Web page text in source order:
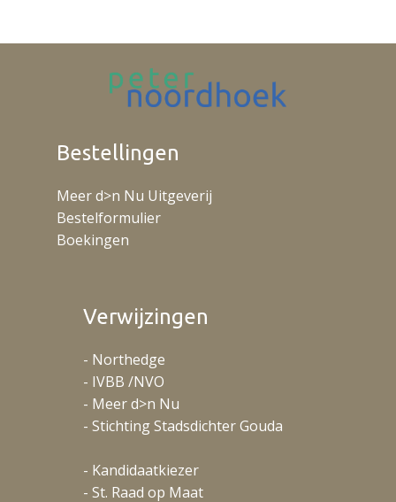
Bestellingen
Meer d>n Nu Uitgeverij
Bestelformulier
Boekingen
Verwijzingen
- Northedge
- IVBB /NVO
- Meer d>n Nu
- Stichting Stadsdichter Gouda
- Kandidaatkiezer
- St. Raad op Maat